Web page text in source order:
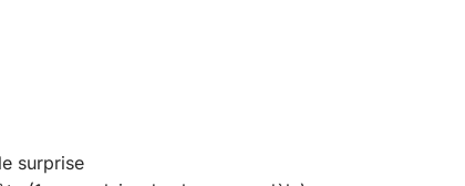
surprise